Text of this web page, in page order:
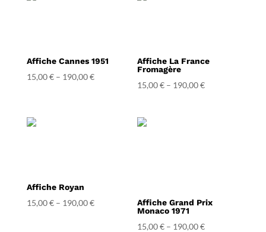
Affiche Cannes 1951
15,00€– 190,00€
Affiche La France
Fromagère
15,00€ – 190,00€
Affiche Royan
15,00€– 190,00€
Affiche Grand Prix
Monaco 1971
15,00€ – 190,00€